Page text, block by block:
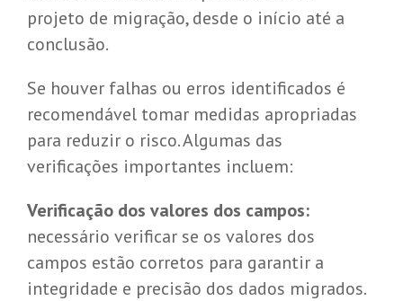
projeto de migração, desde o início até a
conclusão.
Se houver falhas ou erros identificados é
recomendável tomar medidas apropriadas
para reduzir o risco. Algumas das
verificações importantes incluem:
Verificação dos valores dos campos:
necessário verificar se os valores dos
campos estão corretos para garantir a
integridade e precisão dos dados migrados.